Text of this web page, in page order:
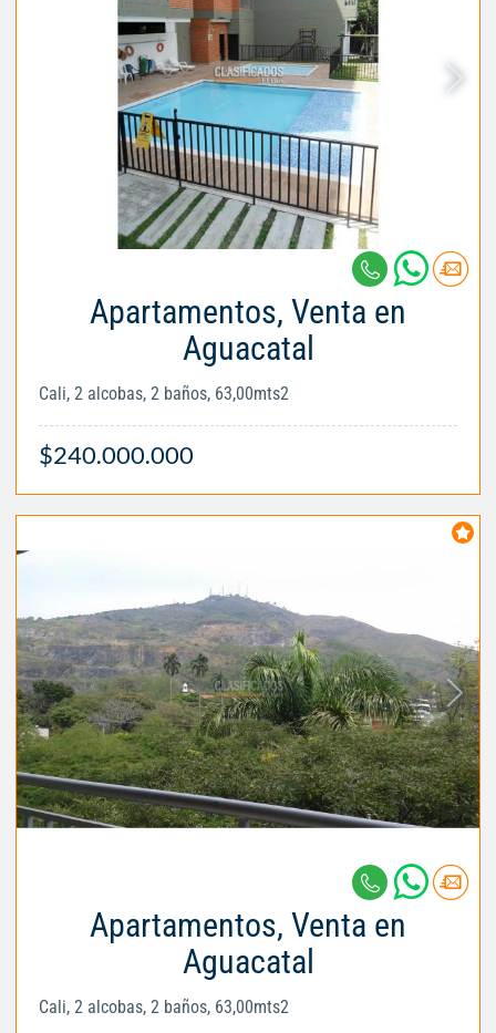
Apartamentos, Venta en
Aguacatal
Cali, 2 alcobas, 2 baños, 63,00mts2
$240.000.000
Apartamentos, Venta en
Aguacatal
Cali, 2 alcobas, 2 baños, 63,00mts2